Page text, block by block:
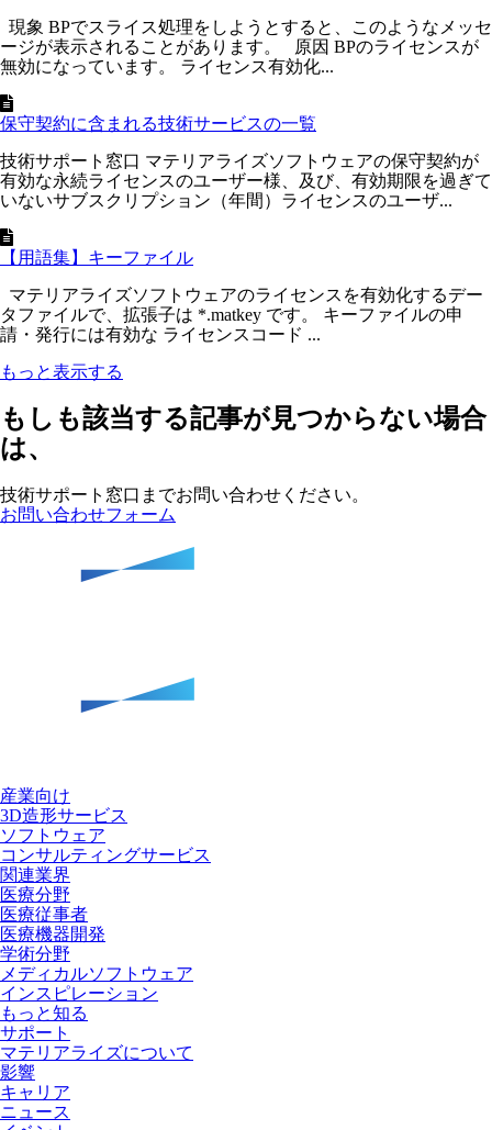
現象 BPでスライス処理をしようとすると、このようなメッセ
ージが表示されることがあります。 原因 BPのライセンスが
無効になっています。 ライセンス有効化...
保守契約に含まれる技術サービスの一覧
技術サポート窓口 マテリアライズソフトウェアの保守契約が
有効な永続ライセンスのユーザー様、及び、有効期限を過ぎて
いないサブスクリプション（年間）ライセンスのユーザ...
【用語集】キーファイル
マテリアライズソフトウェアのライセンスを有効化するデー
タファイルで、拡張子は *.matkey です。 キーファイルの申
請・発行には有効な ライセンスコード ...
もっと表示する
もしも該当する記事が見つからない場合
は、
技術サポート窓口までお問い合わせください。
お問い合わせフォーム
産業向け
3D造形サービス
ソフトウェア
コンサルティングサービス
関連業界
医療分野
医療従事者
医療機器開発
学術分野
メディカルソフトウェア
インスピレーション
もっと知る
サポート
マテリアライズについて
影響
キャリア
ニュース